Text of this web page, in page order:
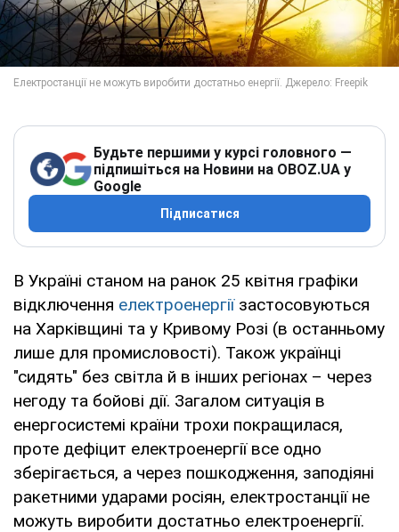
Будьте першими у курсі головного —
підпишіться на Новини на OBOZ.UA у
Google
Підписатися
В Україні станом на ранок 25 квітня графіки
відключення електроенергіїзастосовуються
на Харківщині та у Кривому Розі (в останньому
лише для промисловості). Також українці
"сидять" без світла й в інших регіонах – через
негоду та бойові дії. Загалом ситуація в
енергосистемі країни трохи покращилася,
проте дефіцит електроенергії все одно
зберігається, а через пошкодження, заподіяні
ракетними ударами росіян, електростанції не
можуть виробити достатньо електроенергії.